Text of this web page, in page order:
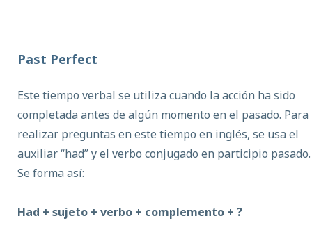
Past Perfect
Este tiempo verbal se utiliza cuando la acción ha sido
completada antes de algún momento en el pasado. Para
realizar preguntas en este tiempo en inglés, se usa el
auxiliar “had” y el verbo conjugado en participio pasado.
Se forma así:
Had + sujeto + verbo + complemento + ?